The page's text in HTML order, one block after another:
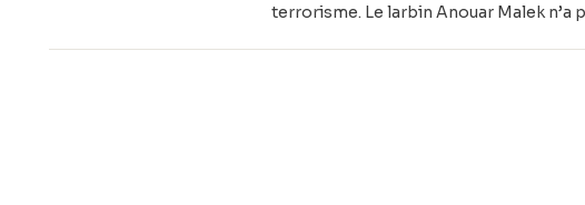
terrorisme. Le larbin Anouar Malek n’a